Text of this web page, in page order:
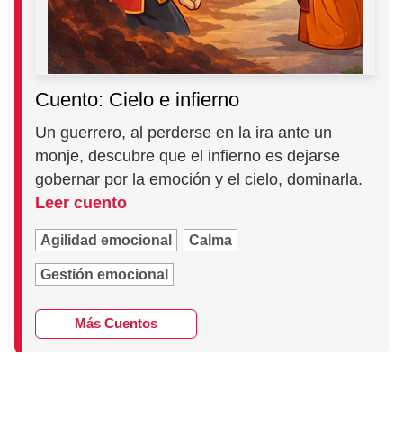
Cuento: Cielo e infierno
Un guerrero, al perderse en la ira ante un
monje, descubre que el infierno es dejarse
gobernar por la emoción y el cielo, dominarla.
Leer cuento
Agilidad emocional Calma
Gestión emocional
Más Cuentos